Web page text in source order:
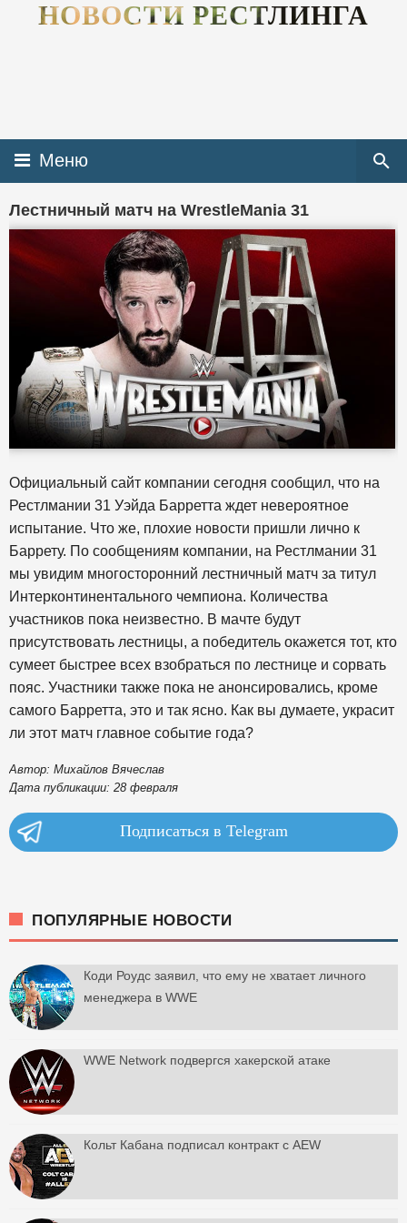
НОВОСТИ РЕСТЛИНГА
Меню
Лестничный матч на WrestleMania 31
Официальный сайт компании сегодня сообщил, что на
Рестлмании 31 Уэйда Барретта ждет невероятное
испытание. Что же, плохие новости пришли лично к
Баррету. По сообщениям компании, на Рестлмании 31
мы увидим многосторонний лестничный матч за титул
Интерконтинентального чемпиона. Количества
участников пока неизвестно. В мачте будут
присутствовать лестницы, а победитель окажется тот, кто
сумеет быстрее всех взобраться по лестнице и сорвать
пояс. Участники также пока не анонсировались, кроме
самого Барретта, это и так ясно. Как вы думаете, украсит
ли этот матч главное событие года?
Автор: Михайлов Вячеслав
Дата публикации: 28 февраля
Подписаться в Telegram
ПОПУЛЯРНЫЕ НОВОСТИ
Коди Роудс заявил, что ему не хватает личного
менеджера в WWE
WWE Network подвергся хакерской атаке
Кольт Кабана подписал контракт с AEW